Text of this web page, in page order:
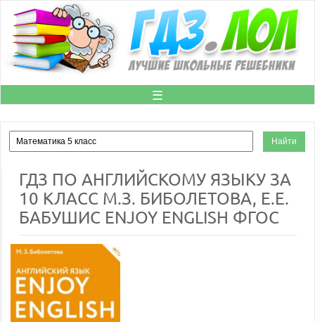
☰
ГДЗ ПО АНГЛИЙСКОМУ ЯЗЫКУ ЗА
10 КЛАСС М.З. БИБОЛЕТОВА, Е.Е.
БАБУШИС ENJOY ENGLISH ФГОС